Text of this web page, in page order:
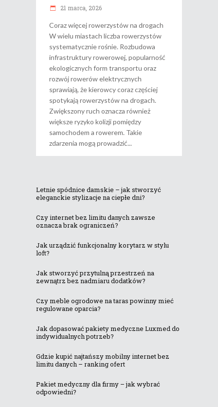
21 marca, 2026
Coraz więcej rowerzystów na drogach
W wielu miastach liczba rowerzystów
systematycznie rośnie. Rozbudowa
infrastruktury rowerowej, popularność
ekologicznych form transportu oraz
rozwój rowerów elektrycznych
sprawiają, że kierowcy coraz częściej
spotykają rowerzystów na drogach.
Zwiększony ruch oznacza również
większe ryzyko kolizji pomiędzy
samochodem a rowerem. Takie
zdarzenia mogą prowadzić
Letnie spódnice damskie – jak stworzyć
eleganckie stylizacje na ciepłe dni?
Czy internet bez limitu danych zawsze
oznacza brak ograniczeń?
Jak urządzić funkcjonalny korytarz w stylu
loft?
Jak stworzyć przytulną przestrzeń na
zewnątrz bez nadmiaru dodatków?
Czy meble ogrodowe na taras powinny mieć
regulowane oparcia?
Jak dopasować pakiety medyczne Luxmed do
indywidualnych potrzeb?
Gdzie kupić najtańszy mobilny internet bez
limitu danych – ranking ofert
Pakiet medyczny dla firmy – jak wybrać
odpowiedni?